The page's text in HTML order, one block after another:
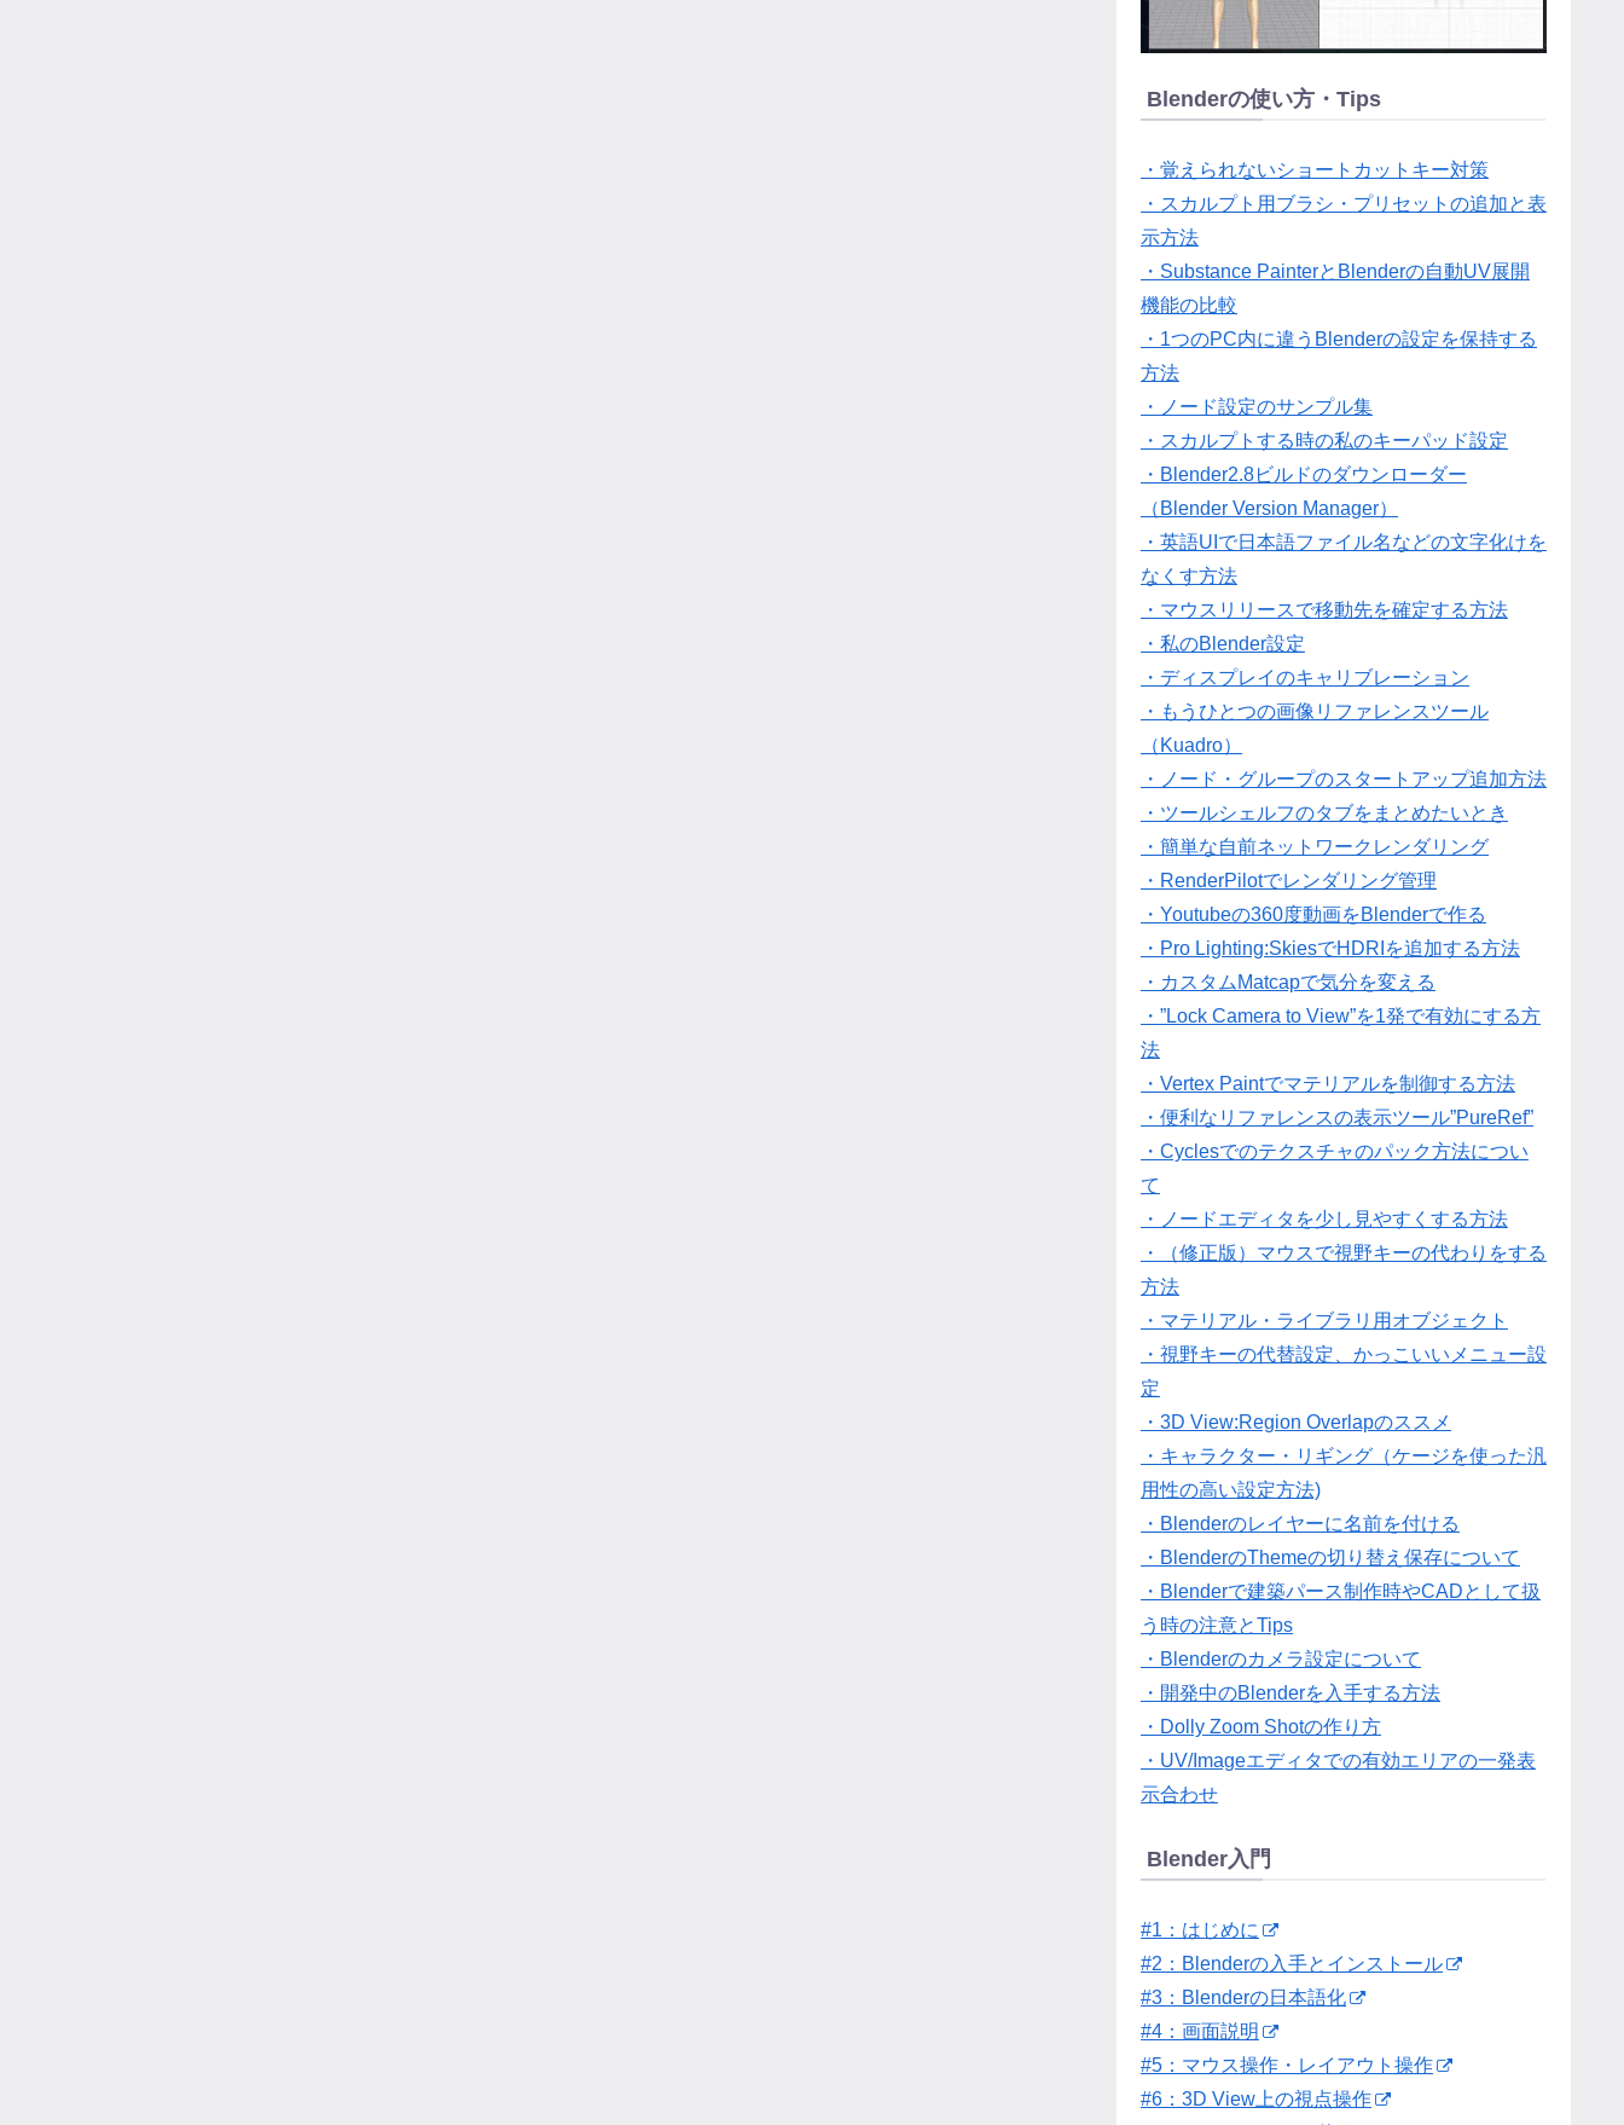
Blenderの使い方・Tips
・覚えられないショートカットキー対策
・スカルプト用ブラシ・プリセットの追加と表
示方法
・Substance PainterとBlenderの自動UV展開
機能の比較
・1つのPC内に違うBlenderの設定を保持する
方法
・ノード設定のサンプル集
・スカルプトする時の私のキーパッド設定
・Blender2.8ビルドのダウンローダー
（Blender Version Manager）
・英語UIで日本語ファイル名などの文字化けを
なくす方法
・マウスリリースで移動先を確定する方法
・私のBlender設定
・ディスプレイのキャリブレーション
・もうひとつの画像リファレンスツール
（Kuadro）
・ノード・グループのスタートアップ追加方法
・ツールシェルフのタブをまとめたいとき
・簡単な自前ネットワークレンダリング
・RenderPilotでレンダリング管理
・Youtubeの360度動画をBlenderで作る
・Pro Lighting:SkiesでHDRIを追加する方法
・カスタムMatcapで気分を変える
・”Lock Camera to View”を1発で有効にする方
法
・Vertex Paintでマテリアルを制御する方法
・便利なリファレンスの表示ツール”PureRef”
・Cyclesでのテクスチャのパック方法につい
て
・ノードエディタを少し見やすくする方法
・（修正版）マウスで視野キーの代わりをする
方法
・マテリアル・ライブラリ用オブジェクト
・視野キーの代替設定、かっこいいメニュー設
定
・3D View:Region Overlapのススメ
・キャラクター・リギング（ケージを使った汎
用性の高い設定方法)
・Blenderのレイヤーに名前を付ける
・BlenderのThemeの切り替え保存について
・Blenderで建築パース制作時やCADとして扱
う時の注意とTips
・Blenderのカメラ設定について
・開発中のBlenderを入手する方法
・Dolly Zoom Shotの作り方
・UV/Imageエディタでの有効エリアの一発表
示合わせ
Blender入門
#1：はじめに
#2：Blenderの入手とインストール
#3：Blenderの日本語化
#4：画面説明
#5：マウス操作・レイアウト操作
#6：3D View上の視点操作